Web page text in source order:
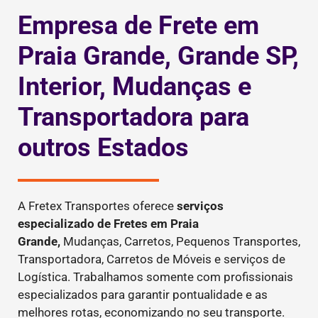
Empresa de Frete em
Praia Grande, Grande SP,
Interior, Mudanças e
Transportadora para
outros Estados
A Fretex Transportes oferece serviços
especializado de Fretes em Praia
Grande, Mudanças, Carretos, Pequenos Transportes,
Transportadora, Carretos de Móveis e serviços de
Logística. Trabalhamos somente com profissionais
especializados para garantir pontualidade e as
melhores rotas, economizando no seu transporte.